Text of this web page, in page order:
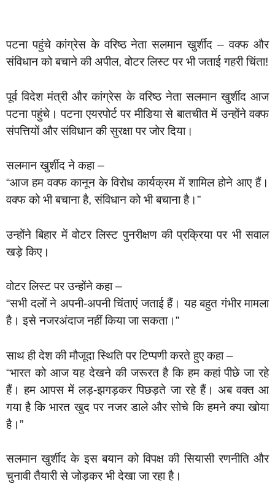
पटना पहुंचे कांग्रेस के वरिष्ठ नेता सलमान खुर्शीद – वक्फ और
संविधान को बचाने की अपील, वोटर लिस्ट पर भी जताई गहरी चिंता!
पूर्व विदेश मंत्री और कांग्रेस के वरिष्ठ नेता सलमान खुर्शीद आज
पटना पहुंचे। पटना एयरपोर्ट पर मीडिया से बातचीत में उन्होंने वक्फ
संपत्तियों और संविधान की सुरक्षा पर जोर दिया।
सलमान खुर्शीद ने कहा –
“आज हम वक्फ कानून के विरोध कार्यक्रम में शामिल होने आए हैं।
वक्फ को भी बचाना है, संविधान को भी बचाना है।”
उन्होंने बिहार में वोटर लिस्ट पुनरीक्षण की प्रक्रिया पर भी सवाल
खड़े किए।
वोटर लिस्ट पर उन्होंने कहा –
“सभी दलों ने अपनी-अपनी चिंताएं जताई हैं। यह बहुत गंभीर मामला
है। इसे नजरअंदाज नहीं किया जा सकता।”
साथ ही देश की मौजूदा स्थिति पर टिप्पणी करते हुए कहा –
“भारत को आज यह देखने की जरूरत है कि हम कहां पीछे जा रहे
हैं। हम आपस में लड़-झगड़कर पिछड़ते जा रहे हैं। अब वक्त आ
गया है कि भारत खुद पर नजर डाले और सोचे कि हमने क्या खोया
है।”
सलमान खुर्शीद के इस बयान को विपक्ष की सियासी रणनीति और
चुनावी तैयारी से जोड़कर भी देखा जा रहा है।